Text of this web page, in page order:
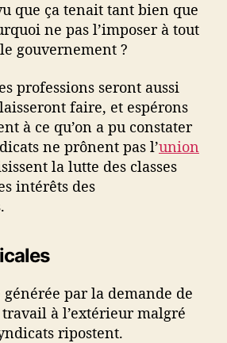
que ça tenait tant bien que
ne pas l’imposer à tout
gouvernement ?
professions seront aussi
faire, et espérons
à ce qu’on a pu constater
ne prônent pas l’union
la lutte des classes
intérêts des
générée par la demande de
à l’extérieur malgré
ripostent.